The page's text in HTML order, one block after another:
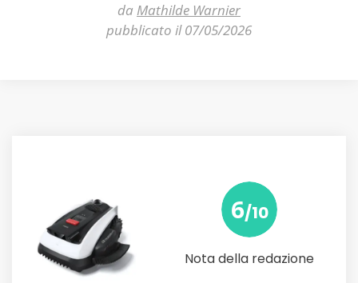
da Mathilde Warnier
pubblicato il 07/05/2026
6/10
Nota della redazione